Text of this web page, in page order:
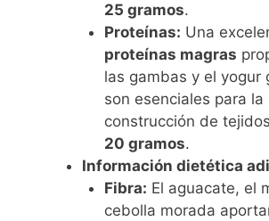
25 gramos.
Proteínas: Una
proteínas magras
las gambas y el yogur
son esenciales para la
construcción de
20 gramos.
Información dietética
Fibra: El aguacate, el
cebolla morada